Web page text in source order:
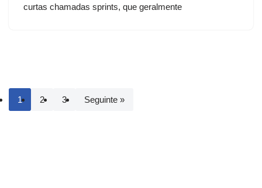
curtas chamadas sprints, que geralmente
1 2 3 Seguinte »